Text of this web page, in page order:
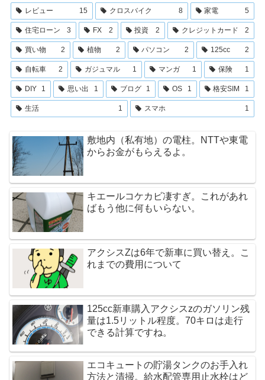
レビュー 15 クロスバイク 8 家電 5
住宅ローン 3 FX 2 投資 2 クレジットカード 2
買い物 2 植物 2 パソコン 2 125cc 2
自転車 2 ガジュマル 1 マンガ 1 保険 1
DIY 1 思い出 1 ブログ 1 OS 1 格安SIM 1
生活 1 スマホ 1
敷地内（私有地）の電柱。NTTや東電
からお金がもらえるよ。
キエールコケカビ凄すぎ。これがあれ
ばもう他に何もいらない。
アクシスZは6年で新車に買い替え。こ
れまでの費用について
125cc新車購入アクシスzのガソリン残
量は1.5リットル程度。70キロは走行
できる計算ですね。
エコキュートの貯湯タンクのお手入れ
方法と清掃。給水配管専用止水栓はど